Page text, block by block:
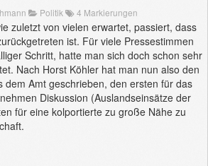
Politik 4 Markierungen
zuletzt von vielen erwartet, passiert, dass
ist. Für viele Pressestimmen
Schritt, hatte man sich doch schon sehr
Nach Horst Köhler hat man nun also den
dem Amt geschrieben, den ersten für das
Diskussion (Auslandseinsätze der
für eine kolportierte zu große Nähe zu